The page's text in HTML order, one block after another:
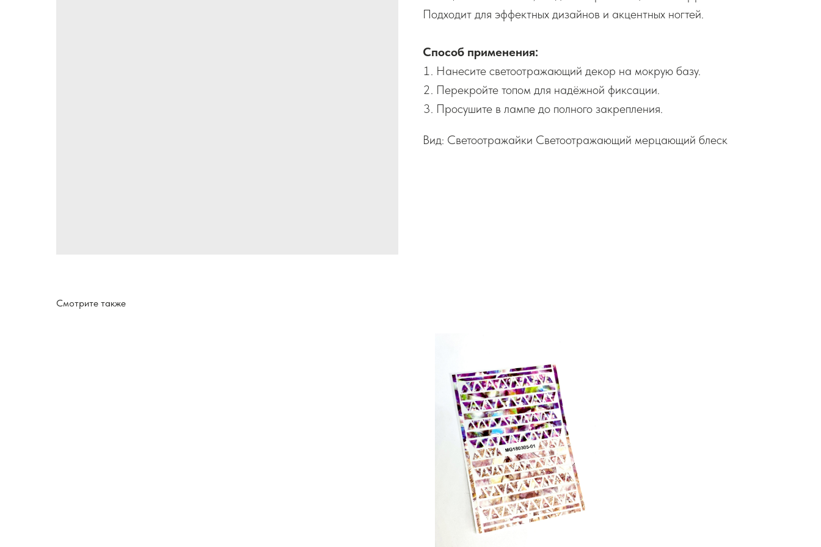
Подходит для эффектных дизайнов и акцентных ногтей.
Способ применения:
Нанесите светоотражающий декор на мокрую базу.
Перекройте топом для надёжной фиксации.
Просушите в лампе до полного закрепления.
Вид: Светоотражайки Светоотражающий мерцающий блеск
Смотрите также